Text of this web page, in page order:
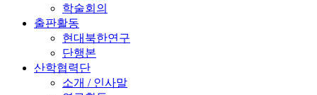
학술회의
출판활동
현대북한연구
단행본
산학협력단
소개 / 인사말